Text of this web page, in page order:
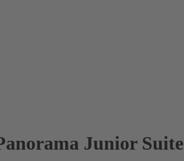
Junior Suite